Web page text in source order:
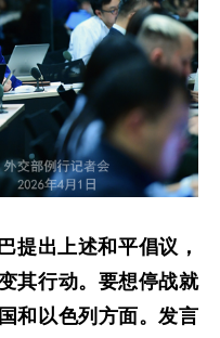
提出上述和平倡议，
其行动。要想停战就
和以色列方面。发言